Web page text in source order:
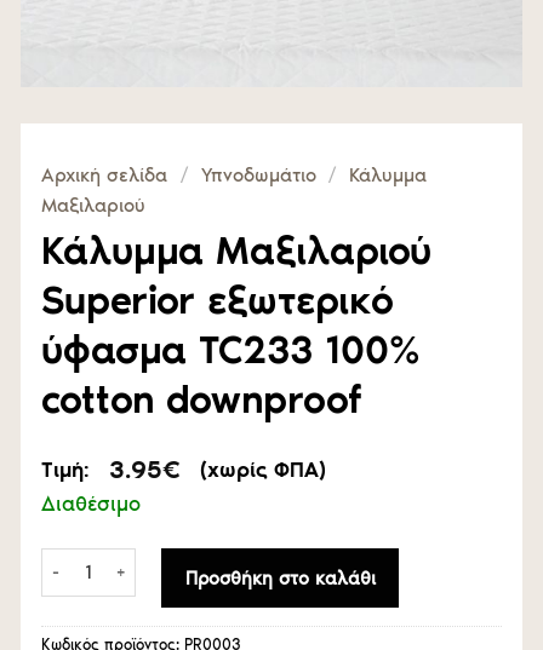
Αρχική σελίδα / Υπνοδωμάτιο /
Κάλυμμα
Μαξιλαριού
Κάλυμμα Μαξιλαριού
Superior εξωτερικό
ύφασμα TC233 100%
cotton downproof
Τιμή: 3.95€
(χωρίς ΦΠΑ)
Διαθέσιμο
Κάλυμμα Μαξιλαριού Superior εξωτερικό ύφασμα TC233
Προσθήκη στο καλάθι
Κωδικός προϊόντος: PR0003